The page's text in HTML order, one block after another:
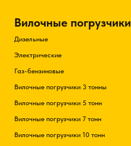
Вилочные погрузчики
Дизельные
Электрические
Газ-бензиновые
Вилочные погрузчики 3 тонны
Вилочные погрузчики 5 тонн
Вилочные погрузчики 7 тонн
Вилочные погрузчики 10 тонн